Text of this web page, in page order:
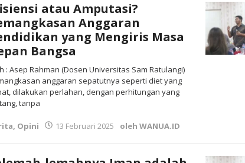
atau Amputasi?
Anggaran
yang Mengiris Masa
Bangsa
: Asep Rahman (Dosen Universitas Sam Ratulangi)
anggaran sepatutnya seperti diet yang
dilakukan perlahan, dengan perhitungan yang
tanpa
, Opini 13 Februari 2025 oleh WANUA.ID